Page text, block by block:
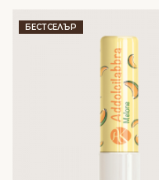
БЕСТСЕЛЪР